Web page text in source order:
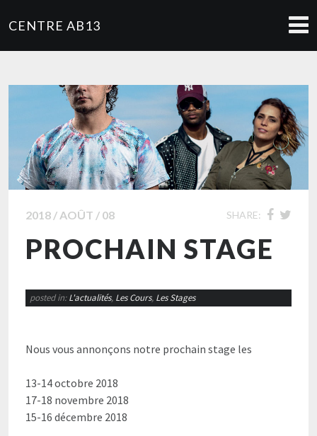
CENTRE AB13
2018 / AOÛT / 08 SHARE:
PROCHAIN STAGE
posted in:L'actualités, Les Cours, Les Stages
Nous vous annonçons notre prochain stage les
13-14 octobre 2018
17-18 novembre 2018
15-16 décembre 2018